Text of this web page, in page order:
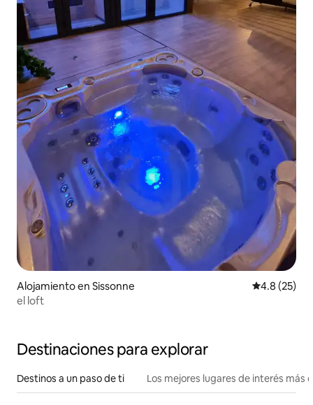
Alojamiento en Sissonne Calificación
4.8 (25)
el loft
Destinaciones para explorar
Destinos a un paso de ti Los mejores lugares de interés más